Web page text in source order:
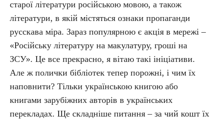
старої літератури російською мовою, а також
літератури, в якій містяться ознаки пропаганди
русскава міра. Зараз популярною є акція в мережі –
«Російську літературу на макулатуру, гроші на
ЗСУ». Це все прекрасно, я вітаю такі ініціативи.
Але ж полички бібліотек тепер порожні, і чим їх
наповнити? Тільки українською книгою або
книгами зарубіжних авторів в українських
перекладах. Ще складніше питання – за чий кошт їх